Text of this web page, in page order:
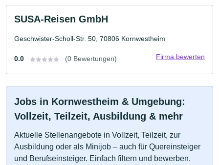
SUSA-Reisen GmbH
Geschwister-Scholl-Str. 50, 70806 Kornwestheim
0.0 (0 Bewertungen) Firma bewerten
Jobs in Kornwestheim & Umgebung:
Vollzeit, Teilzeit, Ausbildung & mehr
Aktuelle Stellenangebote in Vollzeit, Teilzeit, zur
Ausbildung oder als Minijob – auch für Quereinsteiger
und Berufseinsteiger. Einfach filtern und bewerben.